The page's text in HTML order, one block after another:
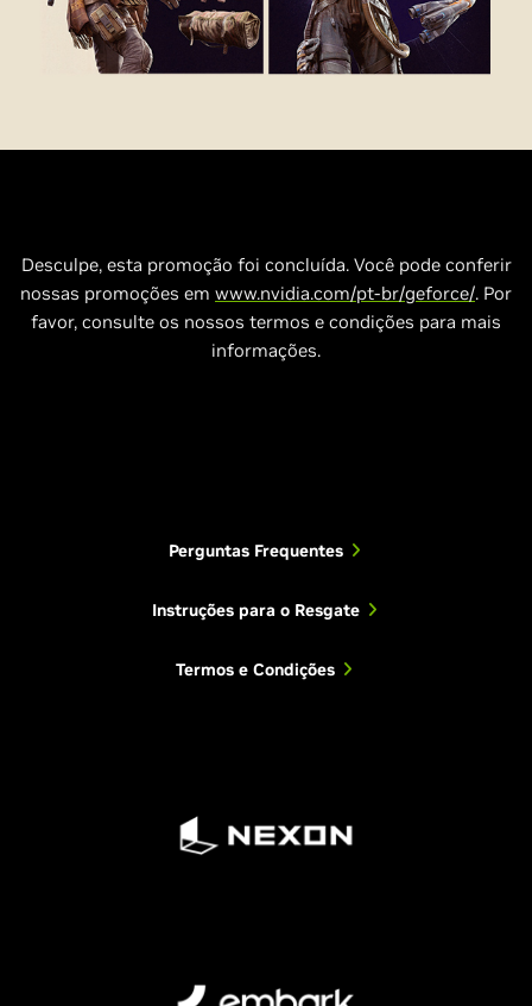
Desculpe, esta promoção foi concluída. Você pode conferir
nossas promoções em www.nvidia.com/pt-br/geforce/. Por
favor, consulte os nossos termos e condições para mais
informações.
Perguntas Frequentes
Instruções para o Resgate
Termos e Condições